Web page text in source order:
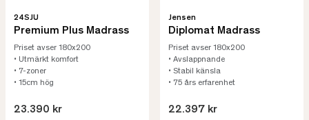
24SJU
Premium Plus Madrass
Priset avser 180x200
• Utmärkt komfort
• 7-zoner
• 15cm hög
23.390 kr
Jensen
Diplomat Madrass
Priset avser 180x200
• Avslappnande
• Stabil känsla
• 75 års erfarenhet
22.397 kr